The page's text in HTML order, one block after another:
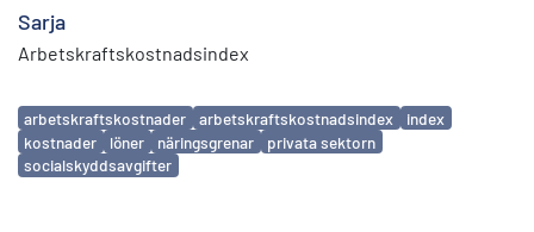
Sarja
Arbetskraftskostnadsindex
Avainsanat
arbetskraftskostnader arbetskraftskostnadsindex
index
kostnader
löner näringsgrenar
privata sektorn
socialskyddsavgifter